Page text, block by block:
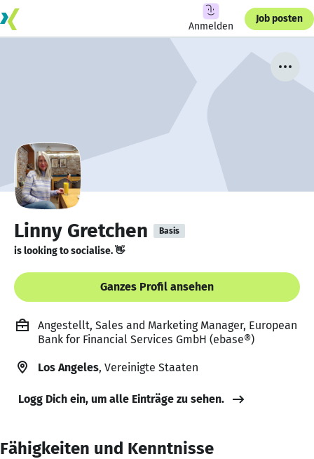
Anmelden
Job posten
Linny Gretchen Basis
is looking to socialise. 👋
Ganzes Profil ansehen
Angestellt, Sales and Marketing Manager, European
Bank for Financial Services GmbH (ebase®)
Los Angeles, Vereinigte Staaten
Logg Dich ein, um alle Einträge zu sehen.
Fähigkeiten und Kenntnisse